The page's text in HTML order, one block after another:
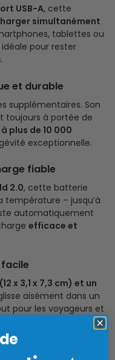
USB-A, cette
simultanément
tablettes ou
idéale pour rester
et durable
supplémentaires. Son
toujours à portée de
plus de 10 000
exceptionnelle.
fiable
2.0, cette batterie
température – jusqu’à
automatiquement
efficace et
x 3,1 x 7,3 cm) et un
aisément dans un
pour les voyageurs et
votre quotidien